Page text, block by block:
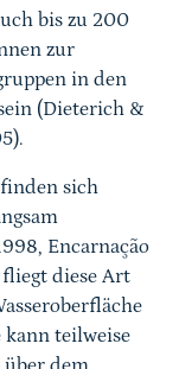
bis zu 200
zur
in den
(Dieterich &
sich
Encarnação
diese Art
kann teilweise